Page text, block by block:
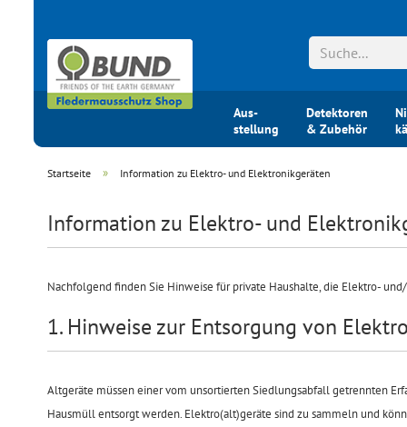
Aus-
stellung
Detektoren
& Zubehör
Startseite » Information zu Elektro- und Elektronikgeräten
Information zu Elektro- und
Nachfolgend finden Sie Hinweise für private Haushalte, die Elektro-
1. Hinweise zur Entsorgung von
Altgeräte müssen einer vom unsortierten Siedlungsabfall getrennten
Hausmüll entsorgt werden. Elektro(alt)geräte sind zu sammeln und